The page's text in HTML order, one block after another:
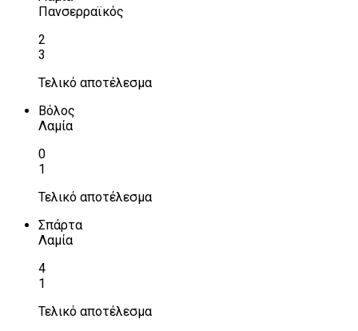
Πανσερραϊκός
2
3
Τελικό αποτέλεσμα
Βόλος
Λαμία
0
1
Τελικό αποτέλεσμα
Σπάρτα
Λαμία
4
1
Τελικό αποτέλεσμα